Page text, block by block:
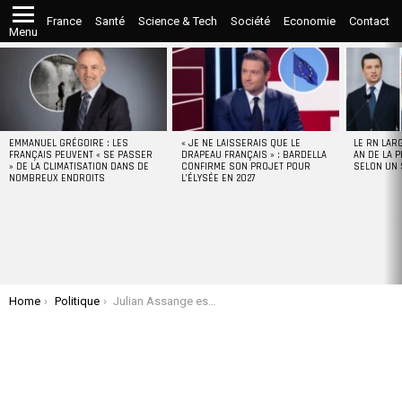
Menu
France Santé Science & Tech Société Economie Contact
STORIES
EMMANUEL GRÉGOIRE : LES
FRANÇAIS PEUVENT « SE PASSER
» DE LA CLIMATISATION DANS DE
NOMBREUX ENDROITS
« JE NE LAISSERAIS QUE LE
DRAPEAU FRANÇAIS » : BARDELLA
CONFIRME SON PROJET POUR
L’ÉLYSÉE EN 2027
LE RN
AN DE LA
SELON UN
You are here:
Home Politique Julian Assange est enfin libre après un accord de plaider coupable avec la justice américaine